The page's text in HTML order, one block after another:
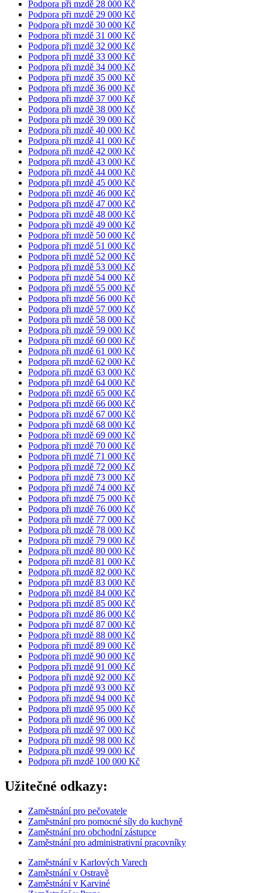
Podpora při mzdě 28 000 Kč
Podpora při mzdě 29 000 Kč
Podpora při mzdě 30 000 Kč
Podpora při mzdě 31 000 Kč
Podpora při mzdě 32 000 Kč
Podpora při mzdě 33 000 Kč
Podpora při mzdě 34 000 Kč
Podpora při mzdě 35 000 Kč
Podpora při mzdě 36 000 Kč
Podpora při mzdě 37 000 Kč
Podpora při mzdě 38 000 Kč
Podpora při mzdě 39 000 Kč
Podpora při mzdě 40 000 Kč
Podpora při mzdě 41 000 Kč
Podpora při mzdě 42 000 Kč
Podpora při mzdě 43 000 Kč
Podpora při mzdě 44 000 Kč
Podpora při mzdě 45 000 Kč
Podpora při mzdě 46 000 Kč
Podpora při mzdě 47 000 Kč
Podpora při mzdě 48 000 Kč
Podpora při mzdě 49 000 Kč
Podpora při mzdě 50 000 Kč
Podpora při mzdě 51 000 Kč
Podpora při mzdě 52 000 Kč
Podpora při mzdě 53 000 Kč
Podpora při mzdě 54 000 Kč
Podpora při mzdě 55 000 Kč
Podpora při mzdě 56 000 Kč
Podpora při mzdě 57 000 Kč
Podpora při mzdě 58 000 Kč
Podpora při mzdě 59 000 Kč
Podpora při mzdě 60 000 Kč
Podpora při mzdě 61 000 Kč
Podpora při mzdě 62 000 Kč
Podpora při mzdě 63 000 Kč
Podpora při mzdě 64 000 Kč
Podpora při mzdě 65 000 Kč
Podpora při mzdě 66 000 Kč
Podpora při mzdě 67 000 Kč
Podpora při mzdě 68 000 Kč
Podpora při mzdě 69 000 Kč
Podpora při mzdě 70 000 Kč
Podpora při mzdě 71 000 Kč
Podpora při mzdě 72 000 Kč
Podpora při mzdě 73 000 Kč
Podpora při mzdě 74 000 Kč
Podpora při mzdě 75 000 Kč
Podpora při mzdě 76 000 Kč
Podpora při mzdě 77 000 Kč
Podpora při mzdě 78 000 Kč
Podpora při mzdě 79 000 Kč
Podpora při mzdě 80 000 Kč
Podpora při mzdě 81 000 Kč
Podpora při mzdě 82 000 Kč
Podpora při mzdě 83 000 Kč
Podpora při mzdě 84 000 Kč
Podpora při mzdě 85 000 Kč
Podpora při mzdě 86 000 Kč
Podpora při mzdě 87 000 Kč
Podpora při mzdě 88 000 Kč
Podpora při mzdě 89 000 Kč
Podpora při mzdě 90 000 Kč
Podpora při mzdě 91 000 Kč
Podpora při mzdě 92 000 Kč
Podpora při mzdě 93 000 Kč
Podpora při mzdě 94 000 Kč
Podpora při mzdě 95 000 Kč
Podpora při mzdě 96 000 Kč
Podpora při mzdě 97 000 Kč
Podpora při mzdě 98 000 Kč
Podpora při mzdě 99 000 Kč
Podpora při mzdě 100 000 Kč
Užitečné odkazy:
Zaměstnání pro pečovatele
Zaměstnání pro pomocné síly do kuchyně
Zaměstnání pro obchodní zástupce
Zaměstnání pro administrativní pracovníky
Zaměstnání v Karlových Varech
Zaměstnání v Ostravě
Zaměstnání v Karviné